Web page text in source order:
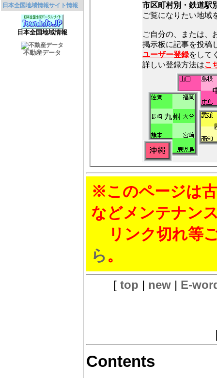
日本全国地域情報サイト情報
日本全国地域情報
不動産データ
市区町村別・鉄道駅
ご覧になりたい地域
ご自分の、または、
ユーザー登録をして
詳しい登録方法はこ
※このページは
などメンテナン
リンク切れ等
ら。
[ top | new| E-
Contents